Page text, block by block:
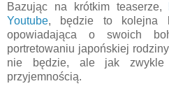
Bazując na krótkim teaserze,
Youtube, będzie to kolejna
opowiadająca o swoich
portretowaniu japońskiej
nie będzie, ale jak
przyjemnością.